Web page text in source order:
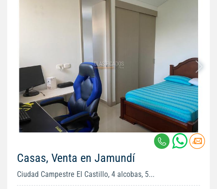
Casas, Venta en Jamundí
Ciudad Campestre El Castillo, 4 alcobas, 5...